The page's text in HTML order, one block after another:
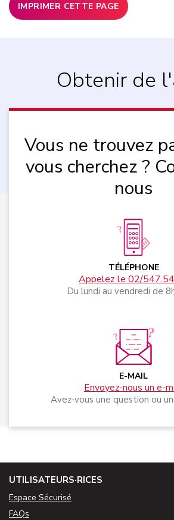
IMPRIMER CETTE PAGE
Obtenir de
Vous ne trouvez
vous cherchez ?
nous
TÉLÉPHONE
Appelez le 02/
Du lundi au vendredi de
E-MAIL
Envoyez-nous un e-
Avez-vous une question ou
UTILISATEURS·RICES
Espace Sécurisé
FAQs